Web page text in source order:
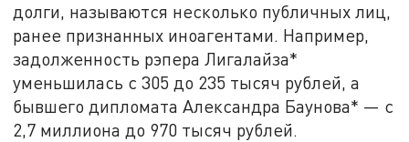
долги, называются несколько публичных лиц,
ранее признанных иноагентами. Например,
задолженность рэпера Лигалайза*
уменьшилась с 305 до 235 тысяч рублей, а
бывшего дипломата Александра Баунова* — с
2,7 миллиона до 970 тысяч рублей.